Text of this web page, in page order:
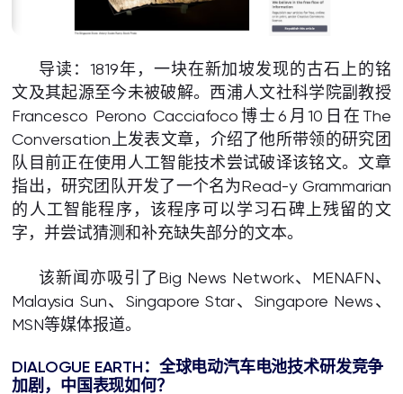
导读：1819年，一块在新加坡发现的古石上的铭
文及其起源至今未被破解。西浦人文社科学院副教授
Francesco Perono Cacciafoco博士6月10日在The
Conversation上发表文章，介绍了他所带领的研究团
队目前正在使用人工智能技术尝试破译该铭文。文章
指出，研究团队开发了一个名为Read-y Grammarian
的人工智能程序，该程序可以学习石碑上残留的文
字，并尝试猜测和补充缺失部分的文本。
该新闻亦吸引了Big News Network、MENAFN、
Malaysia Sun、Singapore Star、Singapore News、
MSN等媒体报道。
DIALOGUE EARTH：全球电动汽车电池技术研发竞争
加剧，中国表现如何？